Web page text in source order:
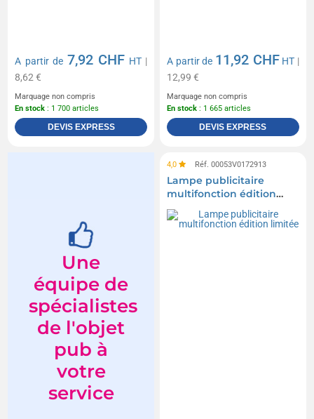
A partir de 7,92 CHF HT|
8,62 €
Marquage non compris
En stock : 1 700 articles
DEVIS EXPRESS
A partir de 11,92 CHF HT |
12,99 €
Marquage non compris
En stock : 1 665 articles
DEVIS EXPRESS
Une
équipe de
spécialistes
de l'objet
pub à
votre
service
4,0 Réf. 00053V0172913
Lampe publicitaire
multifonction édition
limitée